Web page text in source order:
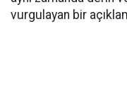
vurgulayan bir